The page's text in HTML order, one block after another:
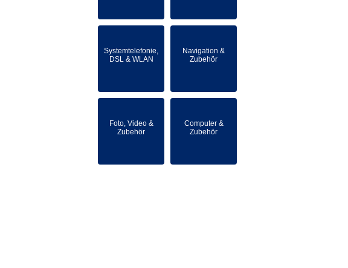
Systemtelefonie,
DSL & WLAN
Navigation &
Zubehör
Foto, Video &
Zubehör
Computer &
Zubehör